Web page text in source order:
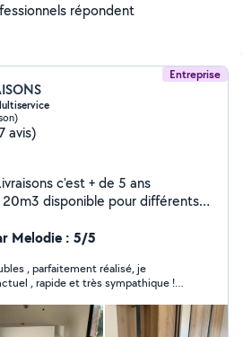
répondent
Entreprise
avis)
c'est + de 5 ans
disponible pour différents
débarras) - Montage
de qualité en essayant de
si vous avez la moindre
je me ferais un plaisir de vous
Melodie : 5/5
, parfaitement réalisé, je
, rapide et très sympathique !